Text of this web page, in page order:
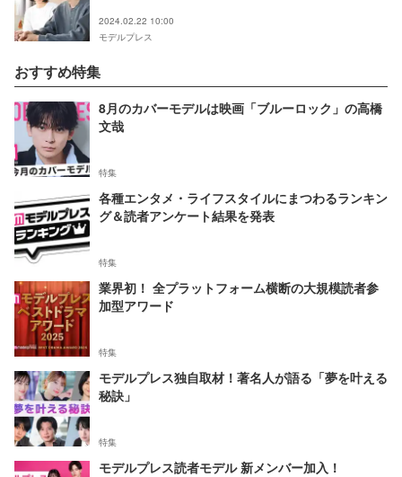
2024.02.22 10:00
モデルプレス
おすすめ特集
8月のカバーモデルは映画「ブルーロック」の高橋
文哉
特集
各種エンタメ・ライフスタイルにまつわるランキン
グ＆読者アンケート結果を発表
特集
業界初！ 全プラットフォーム横断の大規模読者参
加型アワード
特集
モデルプレス独自取材！著名人が語る「夢を叶える
秘訣」
特集
モデルプレス読者モデル 新メンバー加入！